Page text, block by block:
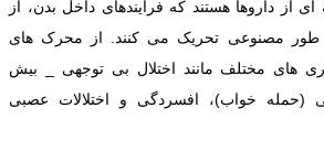
از داروها هستند که فرآیندهای داخل بدن، از
طور مصنوعی تحریک می کنند. از محرک های
های مختلف مانند اختلال بی توجهی _ بیش
(حمله خواب)، افسردگی و اختلالات عصبی